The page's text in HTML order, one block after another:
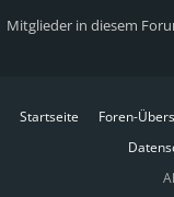
Mitglieder in diesem
Startseite Foren-